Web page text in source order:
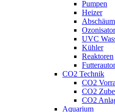
Pumpen
Heizer
Ozonisator
UVC
Kühler
Reaktoren
CO2 Technik
CO2
CO2
CO2
Aquarium